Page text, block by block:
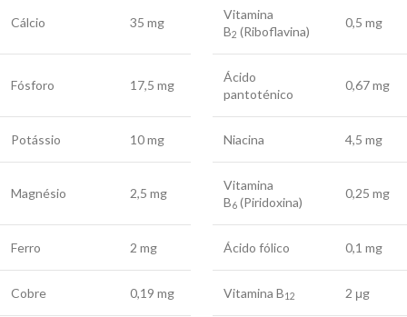
Cálcio 35 mg
Vitamina
B2 (Riboflavina)
0,5 mg
Fósforo 17,5 mg
Ácido
pantoténico
0,67 mg
Potássio 10 mg Niacina 4,5 mg
Magnésio 2,5 mg
Vitamina
B6 (Piridoxina)
0,25 mg
Ferro 2 mg Ácido fólico 0,1 mg
Cobre 0,19 mg Vitamina B12 2 μg